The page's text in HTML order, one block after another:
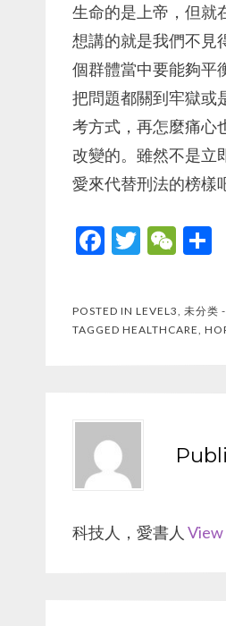
生命的是上帝，但就
想講的就是我們不見
個群體當中要能夠平
把問題都關到牢獄或
考方式，再怎麼痛心
改變的。雖然不是立
愛來代替刑法的榜樣
F
b
T
er
W
C
h
ar
e
POSTED IN LEVEL3, 未分类
TAGGED HEALTHCARE,
科技人，愛書人 View